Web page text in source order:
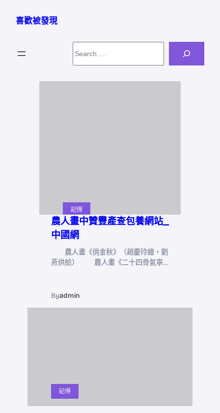
喜歡被發現
記得
農人畫中贊豐產查包養網站_
中國網
農人畫《俏金秋》（趙慶玲繪，劉
燕供給） 農人畫《二十四骨氣寧…
Byadmin
記得